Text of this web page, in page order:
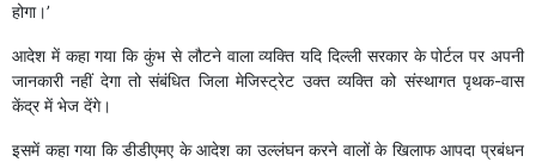
होगा।’
आदेश में कहा गया कि कुंभ से लौटने वाला व्यक्ति यदि दिल्ली सरकार के पोर्टल पर अपनी
जानकारी नहीं देगा तो संबंधित जिला मेजिस्ट्रेट उक्त व्यक्ति को संस्थागत पृथक-वास
केंद्र में भेज देंगे।
इसमें कहा गया कि डीडीएमए के आदेश का उल्लंघन करने वालों के खिलाफ आपदा प्रबंधन